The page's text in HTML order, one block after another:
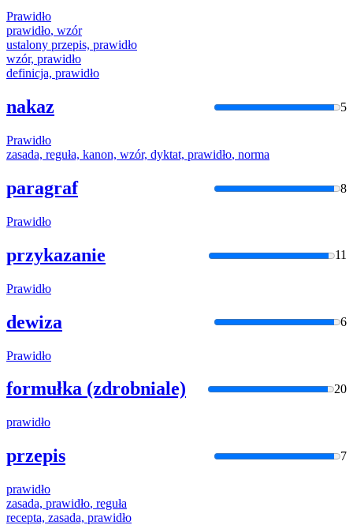
Prawidło
prawidło, wzór
ustalony przepis, prawidło
wzór, prawidło
definicja, prawidło
nakaz 5
Prawidło
zasada, reguła, kanon, wzór, dyktat, prawidło, norma
paragraf 8
Prawidło
przykazanie 11
Prawidło
dewiza 6
Prawidło
formułka (zdrobniale) 20
prawidło
przepis 7
prawidło
zasada, prawidło, reguła
recepta, zasada, prawidło